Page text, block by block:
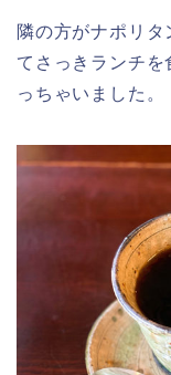
隣の方がナポリタ
てさっきランチ
っちゃいました。